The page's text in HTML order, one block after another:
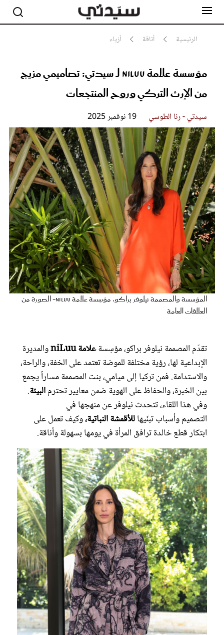
الرئيسية أناقة أزياء
مؤسِسة علامة niLuu لـ سيدتي: تصاميمي مزيج
من الإرث التركي وروح المنتجعات
سيدتي - رنا الطوسي 19 نوفمبر 2025
المؤسسة والمصممة نيلوفر براكو، مؤسِسة علامة niLuu- الصورة من
العلاقات العامة
تقدّم المصممة نيلوفر براكو، مؤسِسةعلامة niLuu
والمديرة
الإبداعية لها، رؤية مختلفة للموضة تعتمد على الخفة، والراحة،
والاستدامة. فمن تركيا إلى ميامي، بنت المصممة مساراً يجمع
بين الخبرة، والحفاظ على الهوية ضمن معايير تحترمالبيئة.
وفي هذا اللقاء، تتحدث نيلوفر عن منهجها في
التصميم وأسباب تبنّيهاللأقمشة النباتية،وكيف تعمل على
ابتكار قطع خالدة ترافق المرأة في يومها بسهولة وأناقة.
مشاهير
جمال
سيدتي وطفلك
لايف ستايل
بلس+
فيديو
مطبخ سيدتي
مقالات الرأي
ستايل
تقارير
عروس سيدتي
مجلة سيدتي
غلاف رفمي